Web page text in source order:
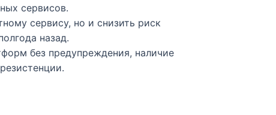
сервисов.​​
сервису, но и снизить риск
назад.​
без предупреждения, наличие